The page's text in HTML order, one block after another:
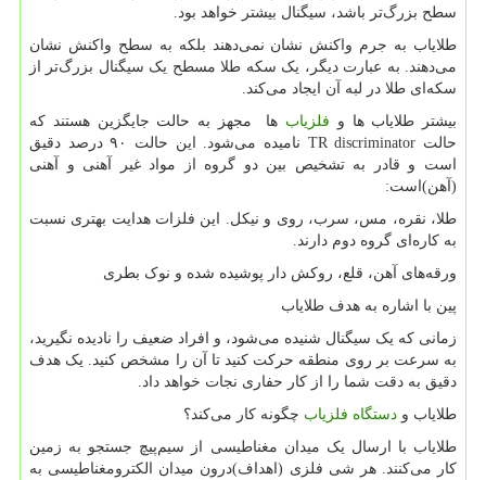
سطح بزرگ‌تر باشد، سیگنال بیشتر خواهد بود.
طلایاب به جرم واکنش نشان نمی‌دهند بلکه به سطح واکنش نشان
می‌دهند. به عبارت دیگر، یک سکه طلا مسطح یک سیگنال بزرگ‌تر از
سکه‌ای طلا در لبه آن ایجاد می‌کند.
بیشتر طلایاب ها و فلزیاب ها مجهز به حالت جایگزین هستند که
حالت TR discriminator
نامیده می‌شود. این حالت ۹۰ درصد دقیق
است و قادر به تشخیص بین دو گروه از مواد غیر آهنی و آهنی
(آهن)است:
طلا، نقره، مس، سرب، روی و نیکل. این فلزات هدایت بهتری نسبت
به کاره‌ای گروه دوم دارند.
ورقه‌های آهن، قلع، روکش دار پوشیده شده و نوک بطری
پین با اشاره به هدف طلایاب
زمانی که یک سیگنال شنیده می‌شود، و افراد ضعیف را نادیده نگیرید،
به سرعت بر روی منطقه حرکت کنید تا آن را مشخص کنید. یک هدف
دقیق به دقت شما را از کار حفاری نجات خواهد داد.
طلایاب و دستگاه فلزیاب چگونه کار می‌کند؟
طلایاب با ارسال یک میدان مغناطیسی از سیم‌پیچ جستجو به زمین
کار می‌کنند. هر شی فلزی (اهداف)درون میدان الکترومغناطیسی به